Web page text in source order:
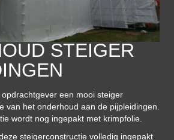
STEIGER
een mooi steiger
van het onderhoud aan de pijpleidingen.
wordt nog ingepakt met krimpfolie.
steigerconstructie volledig ingepakt